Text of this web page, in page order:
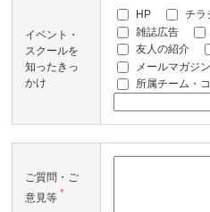
イベント・
スクールを
知ったきっ
かけ
HP チラ
雑誌広告
友人の紹介
メールマガジン
所属チーム・
ご質問・ご
意見等 *